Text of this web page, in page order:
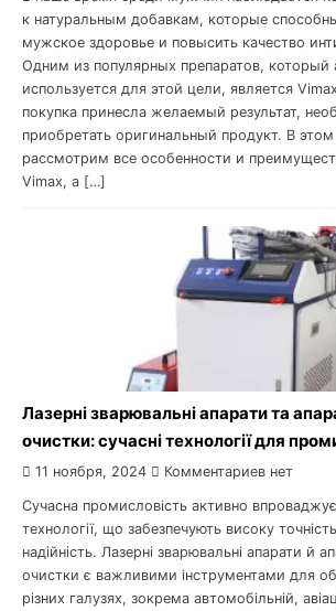
к натуральным добавкам, которые
мужское здоровье и повысить качество
Одним из популярных препаратов, который
используется для этой цели, является
покупка принесла желаемый результат,
приобретать оригинальный продукт. В
рассмотрим все особенности и
Vimax, а […]
Лазерні зварювальні апарати та
очистки: сучасні технології для
11 ноября, 2024 Комментариев нет
Сучасна промисловість активно впроваджує
технології, що забезпечують високу
надійність. Лазерні зварювальні апарати й
очистки є важливими інструментами для
різних галузях, зокрема автомобільній,